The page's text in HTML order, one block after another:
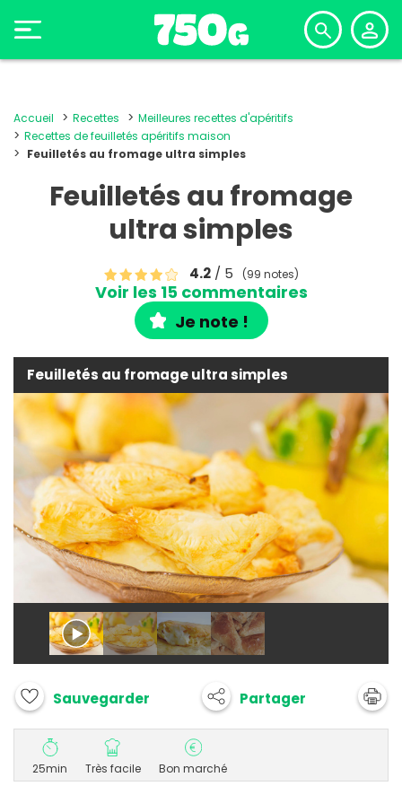
Accueil Recettes
Meilleures recettes d'apéritifs
Recettes de feuilletés apéritifs maison
Feuilletés au fromage ultra simples
Feuilletés au fromage
ultra simples
4.2/ 5 (99 notes)
Voir les 15 commentaires
Je note !
Feuilletés au fromage ultra simples
Sauvegarder Partager
25min Très facile Bon marché